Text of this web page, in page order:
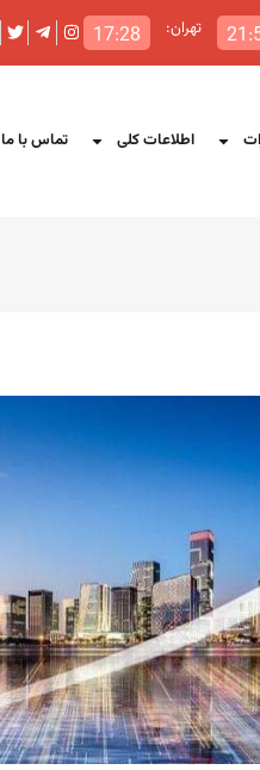
تهران: 17:28
اطلاعات کلی تماس با ما